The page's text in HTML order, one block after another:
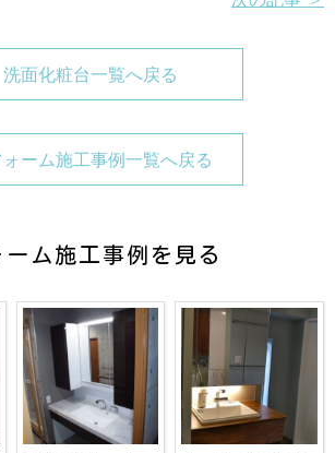
洗面化粧台一覧へ戻る
ォーム施工事例一覧へ戻る
ム施工事例を見る